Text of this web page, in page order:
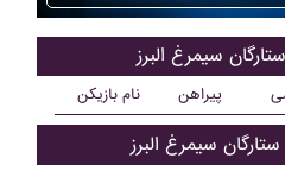
سيمرغ البرز
نام بازیکن پیراهن
سيمرغ البرز